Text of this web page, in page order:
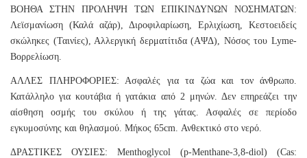
ΒΟΗΘΑ ΣΤΗΝ ΠΡΟΛΗΨΗ ΤΩΝ ΕΠΙΚΙΝΔΥΝΩΝ ΝΟΣΗΜΑΤΩΝ:
Λεϊσμανίωση (Καλά αζάρ), Διροφιλαρίωση, Ερλιχίωση, Κεστοειδείς
σκώληκες (Ταινίες), Αλλεργική δερματίτιδα (ΑΨΔ), Νόσος του Lyme-
Βορρελίωση.
ΑΛΛΕΣ ΠΛΗΡΟΦΟΡΙΕΣ: Ασφαλές για τα ζώα και τον άνθρωπο.
Κατάλληλο για κουτάβια ή γατάκια από 2 μηνών. Δεν επηρεάζει την
αίσθηση οσμής του σκύλου ή της γάτας. Ασφαλές σε περίοδο
εγκυμοσύνης και θηλασμού. Μήκος 65cm. Ανθεκτικό στο νερό.
ΔΡΑΣΤΙΚΕΣ ΟΥΣΙΕΣ: Menthoglycol (p-Menthane-3,8-diol) (Cas: